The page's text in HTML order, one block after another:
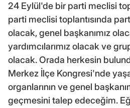
24 Eylül'de bir parti meclisi
parti meclisi toplantısında
olacak, genel başkanımız
yardımcılarımız olacak ve
olacak. Orada herkesin
Merkez İlçe Kongresi'nde
organlarının ve genel
geçmesini talep edeceğim.